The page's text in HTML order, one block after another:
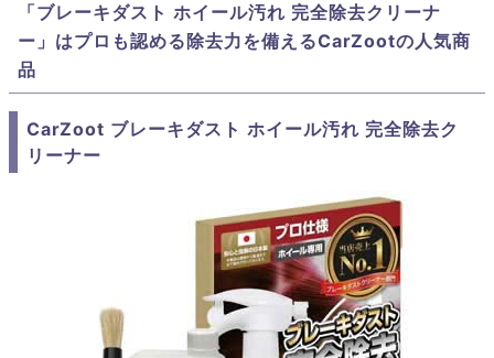
「ブレーキダスト ホイール汚れ 完全除去クリーナ
ー」はプロも認める除去力を備えるCarZootの人気商
品
CarZoot ブレーキダスト ホイール汚れ 完全除去ク
リーナー